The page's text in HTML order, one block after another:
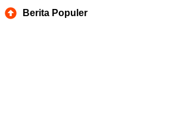
Berita Populer